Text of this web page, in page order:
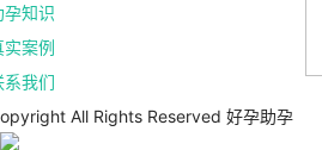
孕知识
实案例
系我们
All Rights Reserved 好孕助孕